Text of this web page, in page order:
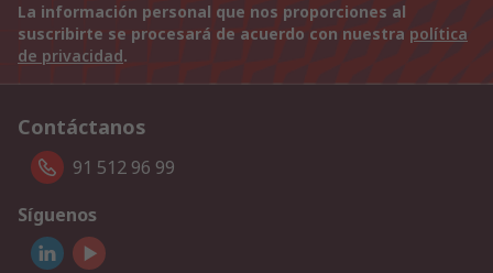
La información personal que nos proporciones al
suscribirte se procesará de acuerdo con nuestra política
de privacidad.
Contáctanos
91 512 96 99
Síguenos